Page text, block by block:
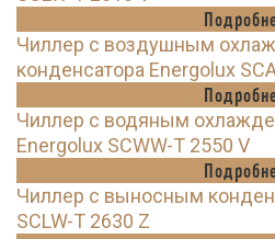
Чиллер с воздушным
конденсатора Energolux
Чиллер с водяным
Energolux SCWW-T 2550 V
Чиллер с выносным
SCLW-T 2630 Z